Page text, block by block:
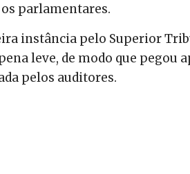
parlamentares.
instância pelo Superior
leve, de modo que pegou
pelos auditores.